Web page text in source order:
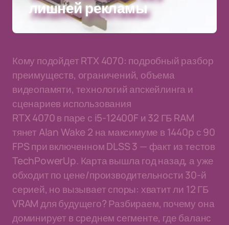
лишней рекламы
Кому подойдет RTX 4070: подробный разбор
преимуществ, ограничений, объема
видеопамяти, технологий апскейлинга и
сценариев использования
RTX 4070 в паре с i5-12400F и 32 ГБ RAM
тянет Alan Wake 2 на максимуме в 1440p с 90
FPS при включенном DLSS 3 — факт из тестов
TechPowerUp. Карта вышла год назад, а уже
обходит по цене/производительности 30-й
серией, но вызывает споры: хватит ли 12 ГБ
VRAM для будущего? Разбираем, почему она
доминирует в среднем сегменте, где баланс